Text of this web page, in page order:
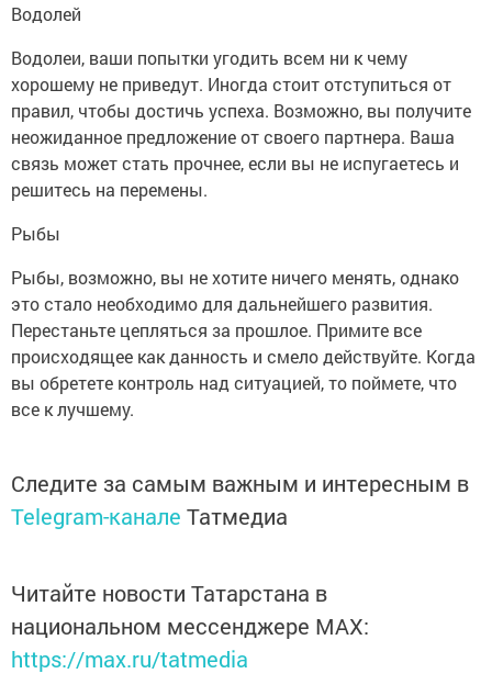
Водолей
Водолеи, ваши попытки угодить всем ни к чему
хорошему не приведут. Иногда стоит отступиться от
правил, чтобы достичь успеха. Возможно, вы получите
неожиданное предложение от своего партнера. Ваша
связь может стать прочнее, если вы не испугаетесь и
решитесь на перемены.
Рыбы
Рыбы, возможно, вы не хотите ничего менять, однако
это стало необходимо для дальнейшего развития.
Перестаньте цепляться за прошлое. Примите все
происходящее как данность и смело действуйте. Когда
вы обретете контроль над ситуацией, то поймете, что
все к лучшему.
Следите за самым важным и интересным в
Telegram-канале Татмедиа
Читайте новости Татарстана в
национальном мессенджере MАХ:
https://max.ru/tatmedia